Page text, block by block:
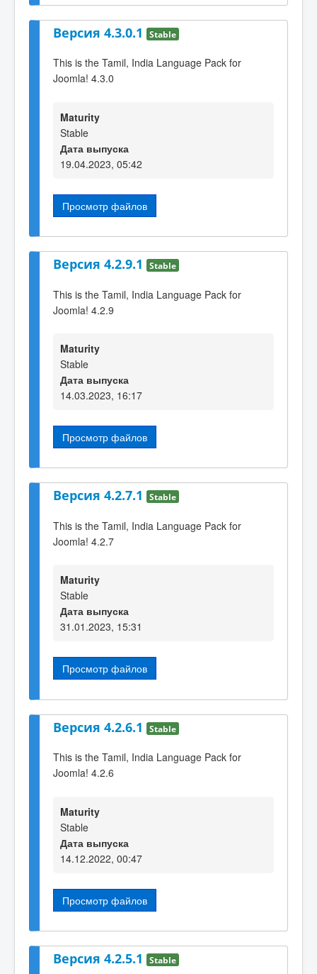
Версия 4.3.0.1 Stable
This is the Tamil, India Language Pack for
Joomla! 4.3.0
Maturity
Stable
Дата выпуска
19.04.2023, 05:42
Просмотр файлов
Версия 4.2.9.1 Stable
This is the Tamil, India Language Pack for
Joomla! 4.2.9
Maturity
Stable
Дата выпуска
14.03.2023, 16:17
Просмотр файлов
Версия 4.2.7.1 Stable
This is the Tamil, India Language Pack for
Joomla! 4.2.7
Maturity
Stable
Дата выпуска
31.01.2023, 15:31
Просмотр файлов
Версия 4.2.6.1 Stable
This is the Tamil, India Language Pack for
Joomla! 4.2.6
Maturity
Stable
Дата выпуска
14.12.2022, 00:47
Просмотр файлов
Версия 4.2.5.1 Stable